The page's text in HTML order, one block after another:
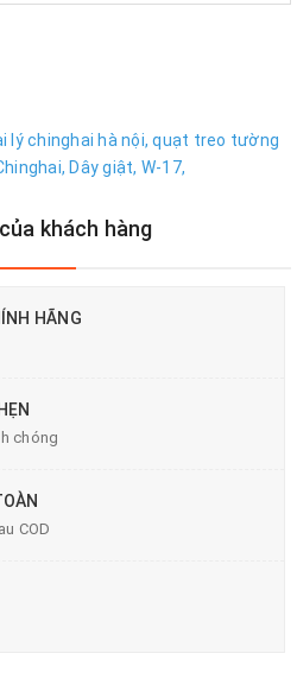
lý chinghai hà nội, quạt treo tường
Dây giật, W-17,
khách hàng
HÃNG
chóng
COD